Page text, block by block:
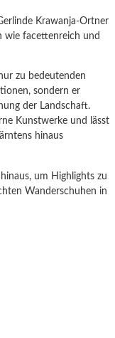
Krawanja-Ortner
wie facettenreich und
zu bedeutenden
sondern er
der Landschaft.
Kunstwerke und lässt
hinaus
um Highlights zu
Wanderschuhen in